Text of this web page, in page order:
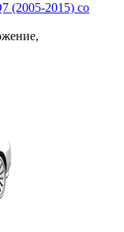
(2005-2015) со